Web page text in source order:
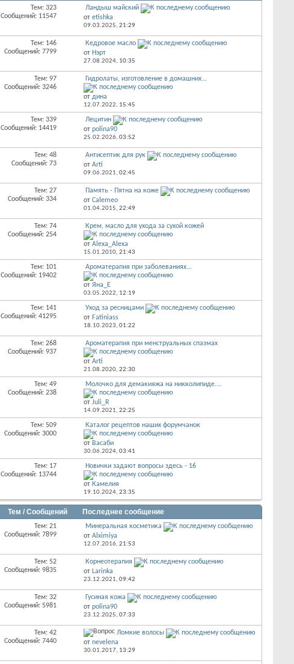
Тем: 323
Сообщений: 11547
Ландыш майский
от etishka
09.03.2025, 21:29
Тем: 146
Сообщений: 7799
Кедровое масло
от Нэрт
27.08.2024, 10:35
Тем: 97
Сообщений: 3246
Гидролаты, изготовление в домашних...
от дина
12.07.2022, 15:45
Тем: 339
Сообщений: 14419
Лецитин
от polina90
25.02.2026, 03:52
Тем: 48
Сообщений: 73
Антисептик для рук
от Arti
09.06.2021, 02:45
Тем: 27
Сообщений: 334
Память - Пятна на коже
от Calemeo
01.04.2015, 22:49
Тем: 74
Сообщений: 254
Крем, масло для ухода за сухой кожей
от Alexa_Alexa
15.01.2010, 21:43
Тем: 101
Сообщений: 19402
Ароматерапия при заболеваниях...
от Яна_Е
03.05.2022, 12:19
Тем: 141
Сообщений: 41295
Уход за ресницами
от Fatiniass
18.10.2023, 01:22
Тем: 268
Сообщений: 937
Ароматерапия при менструальных спазмах
от Arti
21.08.2020, 22:30
Тем: 49
Сообщений: 238
Молочко для демакияжа на никколипиде....
от Juli_R
14.09.2021, 22:25
Тем: 509
Сообщений: 3000
Каталог рецептов наших форумчанок
от Васаби
30.06.2024, 03:41
Тем: 17
Сообщений: 13744
Новички задают вопросы здесь - 16
от Камелия
19.10.2024, 23:35
Тем / Сообщений Последнее сообщение
Тем: 21
Сообщений: 7899
Минеральная косметика
от Alximiya
12.07.2016, 21:53
Тем: 52
Сообщений: 9835
Корнеотерапия
от Larinka
23.12.2021, 09:42
Тем: 32
Сообщений: 5981
Гусиная кожа
от polina90
23.12.2025, 07:33
Тем: 42
Сообщений: 7440
Ломкие волосы
от nevelena
30.01.2017, 13:29